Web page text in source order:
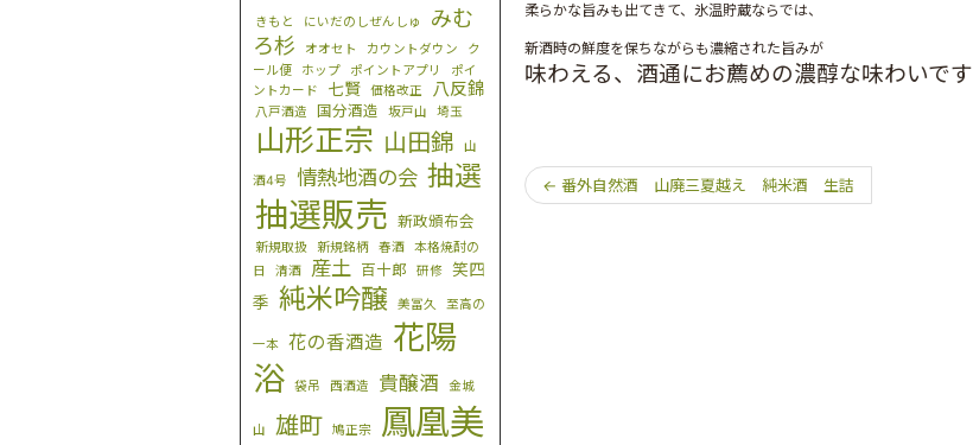
きもと にいだのしぜんしゅ
みむ
ろ杉
オオセト カウントダウン
ク
ール便
ホップ ポイントアプリ
ポイ
ントカード
七賢 価格改正 八反錦
八戸酒造 国分酒造 坂戸山 埼玉
山形正宗 山田錦 山
酒4号 情熱地酒の会 抽選
抽選販売 新政頒布会
新規取扱 新規銘柄 春酒
本格焼酎の
日
清酒 産土 百十郎 研修
笑四
季 純米吟醸 美冨久 至高の
一本 花の香酒造 花陽
浴
袋吊 西酒造 貴醸酒 金城
山 雄町 鳩正宗
鳳凰美
柔らかな旨みも出てきて、氷温貯蔵ならでは、
新酒時の鮮度を保ちながらも濃縮された旨みが
味わえる、酒通にお薦めの濃醇な味わいです
← 番外自然酒 山廃三夏越え 純米酒 生詰